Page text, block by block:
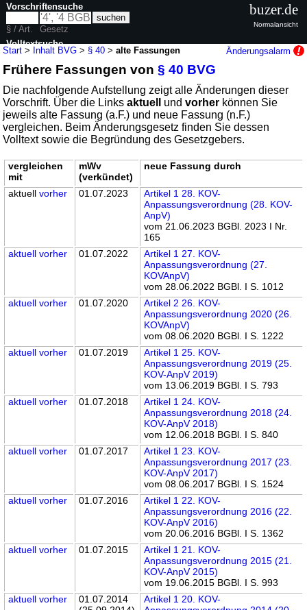
Start > Inhalt BVG > § 40 >alte Fassungen Änderungsalarm
Frühere Fassungen von§ 40 BVG
Die nachfolgende Aufstellung zeigt alle Änderungen dieser
Vorschrift. Über die Linksaktuell undvorher können Sie
jeweils alte Fassung (a.F.) und neue Fassung (n.F.)
vergleichen. Beim Änderungsgesetz finden Sie dessen
Volltext sowie die Begründung des Gesetzgebers.
vergleichen
mit
mWv
(verkündet)
neue Fassung durch
aktuellvorher 01.07.2023
Artikel 1 28. KOV-
Anpassungsverordnung (28. KOV-
AnpV)
vom 21.06.2023 BGBl. 2023 I Nr.
165
aktuell vorher 01.07.2022
Artikel 1 27. KOV-
Anpassungsverordnung (27.
KOVAnpV)
vom 28.06.2022 BGBl. I S. 1012
aktuell vorher 01.07.2020
Artikel 2 26. KOV-
Anpassungsverordnung 2020 (26.
KOVAnpV)
vom 08.06.2020 BGBl. I S. 1222
aktuell vorher 01.07.2019
Artikel 1 25. KOV-
Anpassungsverordnung 2019 (25.
KOV-AnpV 2019)
vom 13.06.2019 BGBl. I S. 793
aktuell vorher 01.07.2018
Artikel 1 24. KOV-
Anpassungsverordnung 2018 (24.
KOV-AnpV 2018)
vom 12.06.2018 BGBl. I S. 840
aktuell vorher 01.07.2017
Artikel 1 23. KOV-
Anpassungsverordnung 2017 (23.
KOV-AnpV 2017)
vom 08.06.2017 BGBl. I S. 1524
aktuell vorher 01.07.2016
Artikel 1 22. KOV-
Anpassungsverordnung 2016 (22.
KOV-AnpV 2016)
vom 20.06.2016 BGBl. I S. 1362
aktuell vorher 01.07.2015
Artikel 1 21. KOV-
Anpassungsverordnung 2015 (21.
KOV-AnpV 2015)
vom 19.06.2015 BGBl. I S. 993
aktuell vorher
01.07.2014
Artikel 1 20. KOV-
Vorschriftensuche
§ / Art.
Gesetz
Volltextsuche
nur in BVG
buzer.de
Normalansicht